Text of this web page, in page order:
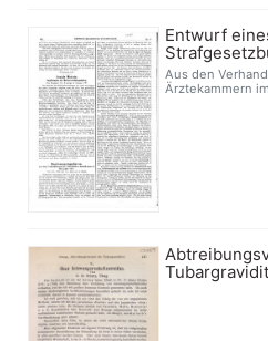
Entwurf
Aus den
Ärztekammern